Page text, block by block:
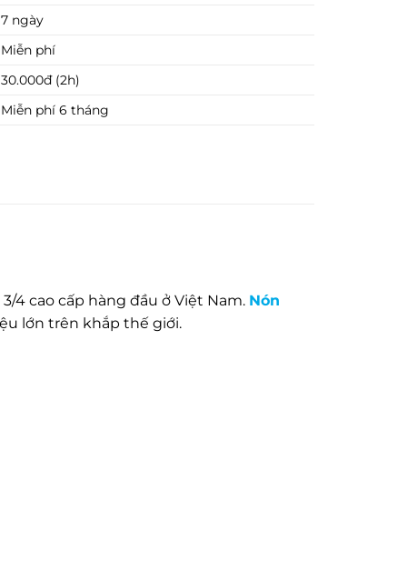
7 ngày
Miễn phí
30.000đ (2h)
Miễn phí 6 tháng
4 cao cấp hàng đầu ở Việt Nam. Nón
lớn trên khắp thế giới.